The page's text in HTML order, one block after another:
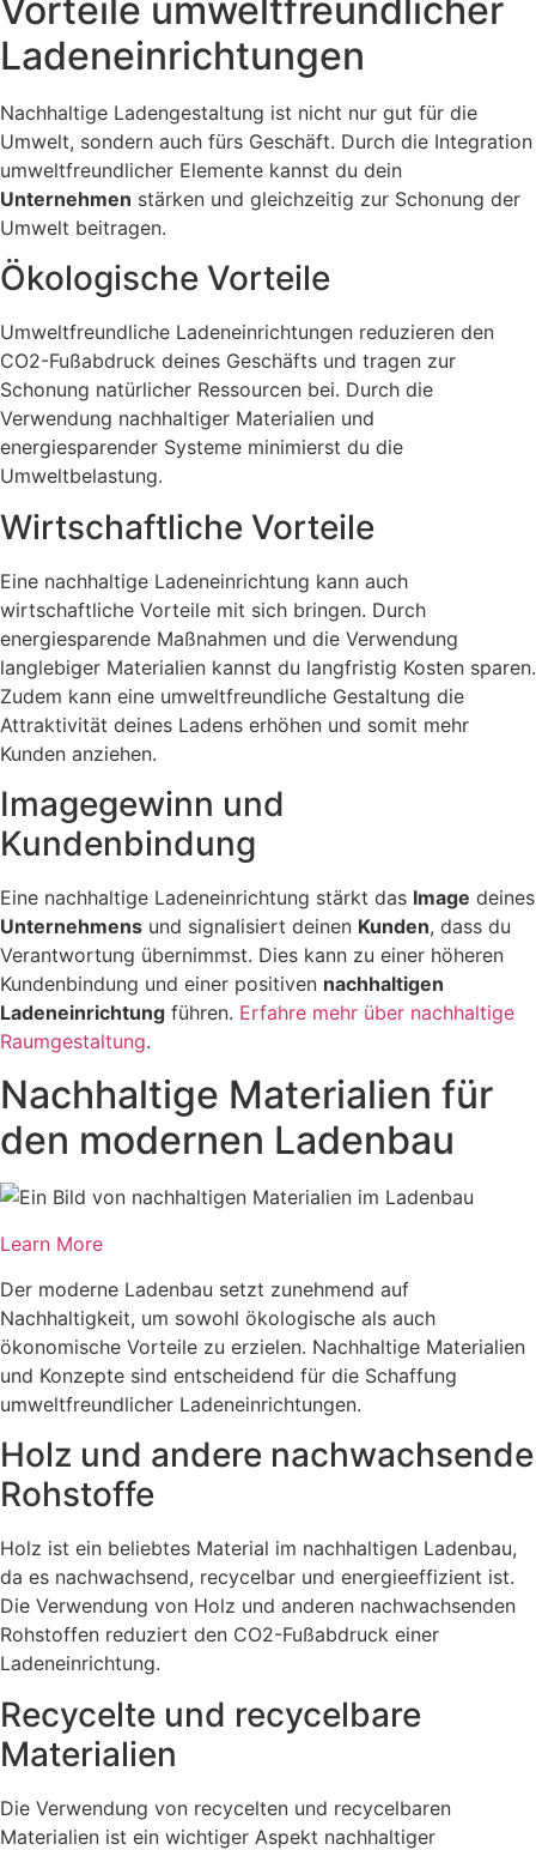
Vorteile umweltfreundlicher
Ladeneinrichtungen
Nachhaltige Ladengestaltung ist nicht nur gut für die
Umwelt, sondern auch fürs Geschäft. Durch die Integration
umweltfreundlicher Elemente kannst du dein
Unternehmen stärken und gleichzeitig zur Schonung der
Umwelt beitragen.
Ökologische Vorteile
Umweltfreundliche Ladeneinrichtungen reduzieren den
CO2-Fußabdruck deines Geschäfts und tragen zur
Schonung natürlicher Ressourcen bei. Durch die
Verwendung nachhaltiger Materialien und
energiesparender Systeme minimierst du die
Umweltbelastung.
Wirtschaftliche Vorteile
Eine nachhaltige Ladeneinrichtung kann auch
wirtschaftliche Vorteile mit sich bringen. Durch
energiesparende Maßnahmen und die Verwendung
langlebiger Materialien kannst du langfristig Kosten sparen.
Zudem kann eine umweltfreundliche Gestaltung die
Attraktivität deines Ladens erhöhen und somit mehr
Kunden anziehen.
Imagegewinn und
Kundenbindung
Eine nachhaltige Ladeneinrichtung stärkt das Image deines
Unternehmens und signalisiert deinen Kunden, dass du
Verantwortung übernimmst. Dies kann zu einer höheren
Kundenbindung und einer positiven nachhaltigen
Ladeneinrichtung führen. Erfahre mehr über nachhaltige
Raumgestaltung.
Nachhaltige Materialien für
den modernen Ladenbau
Learn More
Der moderne Ladenbau setzt zunehmend auf
Nachhaltigkeit, um sowohl ökologische als auch
ökonomische Vorteile zu erzielen. Nachhaltige Materialien
und Konzepte sind entscheidend für die Schaffung
umweltfreundlicher Ladeneinrichtungen.
Holz und andere nachwachsende
Rohstoffe
Holz ist ein beliebtes Material im nachhaltigen Ladenbau,
da es nachwachsend, recycelbar und energieeffizient ist.
Die Verwendung von Holz und anderen nachwachsenden
Rohstoffen reduziert den CO2-Fußabdruck einer
Ladeneinrichtung.
Recycelte und recycelbare
Materialien
Die Verwendung von recycelten und recycelbaren
Materialien ist ein wichtiger Aspekt nachhaltiger